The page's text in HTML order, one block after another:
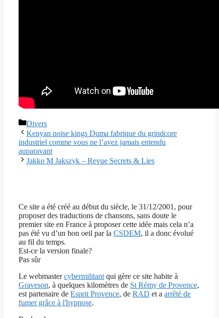
Catégories
Divers
Kenyan noise kings Duma fabrique du grindcore
industriel comme vous ne l’avez jamais entendu
auparavant
Jakko M Jakszyk – Revue Secrets & Lies
Ce site a été créé au début du siècle, le 31/12/2001, pour
proposer des traductions de chansons, sans doute le
premier site en France à proposer cette idée mais cela n’a
pas été vu d’un bon oeil par la CSDEM, il a donc évolué
au fil du temps.
Est-ce la version finale?
Pas sûr
Le webmastercybermilitant qui gère ce site habite à
Graveson, à quelques kilomètres de St Rémy de Provence,
est partenaire de Esprit Provence, de RAD et a arrêté de
fumer grâce à l'hypnose.